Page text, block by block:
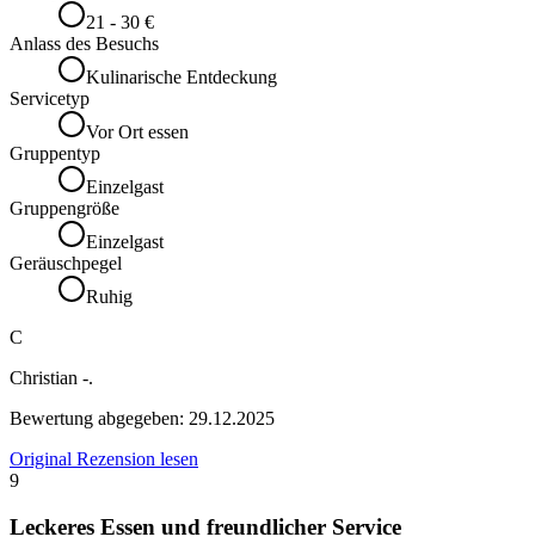
21 - 30 €
Anlass des Besuchs
Kulinarische Entdeckung
Servicetyp
Vor Ort essen
Gruppentyp
Einzelgast
Gruppengröße
Einzelgast
Geräuschpegel
Ruhig
C
Christian -.
Bewertung abgegeben: 29.12.2025
Original Rezension lesen
9
Leckeres Essen und freundlicher Service